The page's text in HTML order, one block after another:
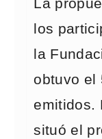
La
los
la
obtuvo el
emitidos.
situó el